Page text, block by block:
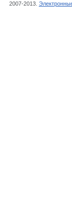
2007-2013.